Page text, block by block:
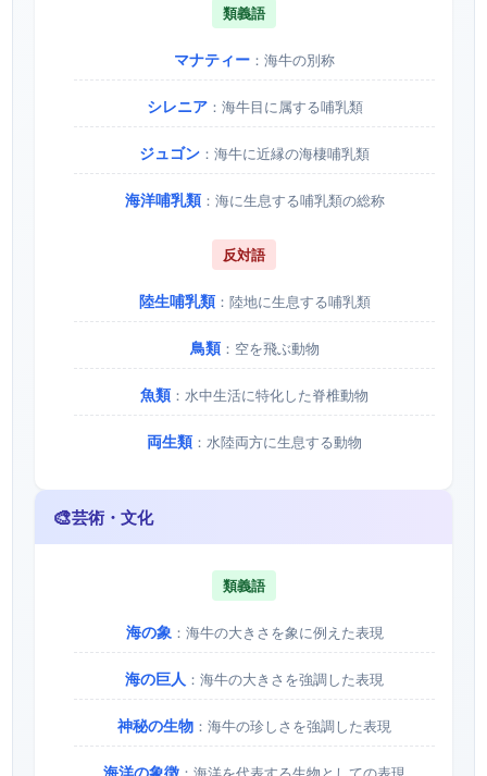
類義語
マナティー ：海牛の別称
シレニア：海牛目に属する哺乳類
ジュゴン ：海牛に近縁の海棲哺乳類
海洋哺乳類：海に生息する哺乳類の総称
反対語
陸生哺乳類：陸地に生息する哺乳類
鳥類：空を飛ぶ動物
魚類 ：水中生活に特化した脊椎動物
両生類 ：水陸両方に生息する動物
🎨芸術・文化
類義語
海の象：海牛の大きさを象に例えた表現
海の巨人 ：海牛の大きさを強調した表現
神秘の生物 ：海牛の珍しさを強調した表現